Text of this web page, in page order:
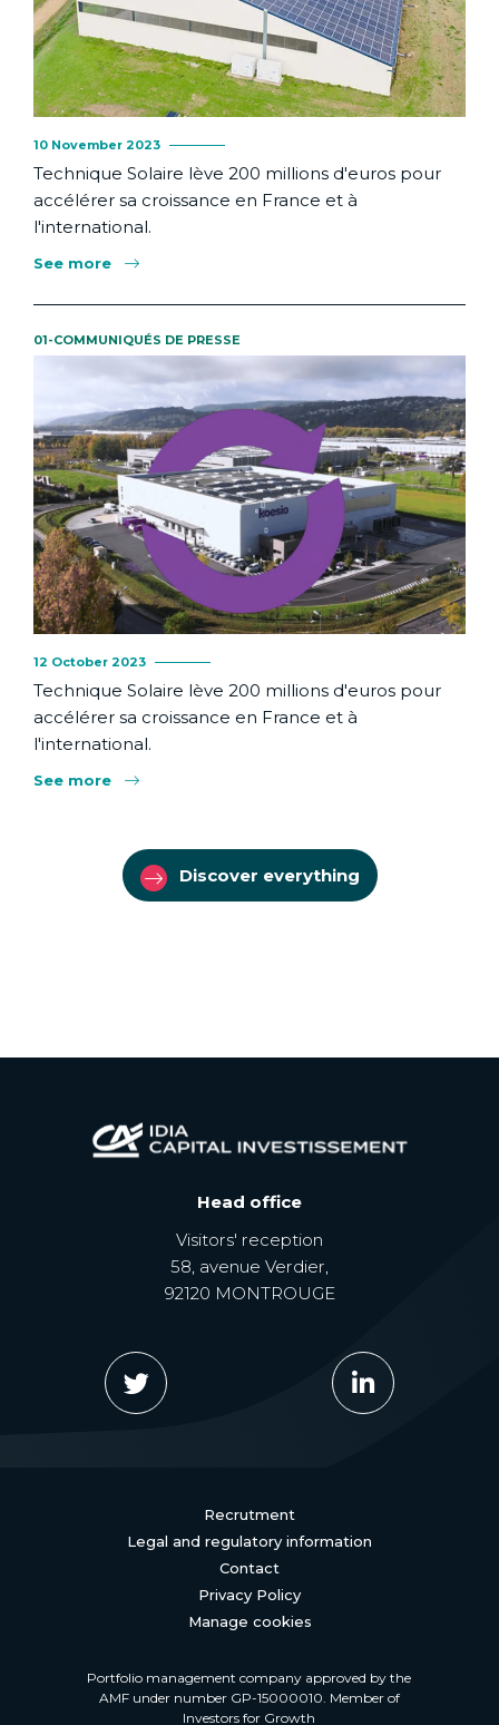
10 November 2023
Technique Solaire lève 200 millions d'euros pour
accélérer sa croissance en France et à
l'international.
See more
01-COMMUNIQUÉS DE PRESSE
12 October 2023
Technique Solaire lève 200 millions d'euros pour
accélérer sa croissance en France et à
l'international.
See more
Discover everything
Head office
Visitors' reception
58, avenue Verdier,
92120 MONTROUGE
Recrutment
Legal and regulatory information
Contact
Privacy Policy
Manage cookies
Portfolio management company approved by the
AMF under number GP-15000010. Member of
Investors for Growth